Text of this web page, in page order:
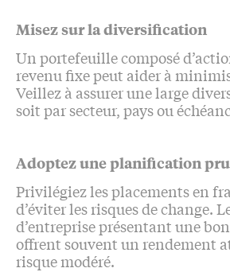
Misez sur la diversification
Un portefeuille composé
revenu fixe peut aider à
Veillez à assurer une large
soit par secteur, pays ou
Adoptez une planification
Privilégiez les placements en
d’éviter les risques de change.
d’entreprise présentant une
offrent souvent un rendement
risque modéré.